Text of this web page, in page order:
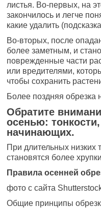
листья. Во-первых, на
закончилось и легче
какие удалить
Во-вторых, после
более заметным, и
поврежденные части
или вредителями,
чтобы сохранить
Более поздняя обрезка
Обратите
осенью:
начинающих.
При длительных низких
становятся более
Правила осенней
фото с сайта
Общие принципы